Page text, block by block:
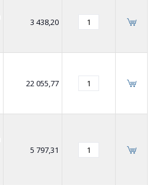
3 438,20
22 055,77
5 797,31